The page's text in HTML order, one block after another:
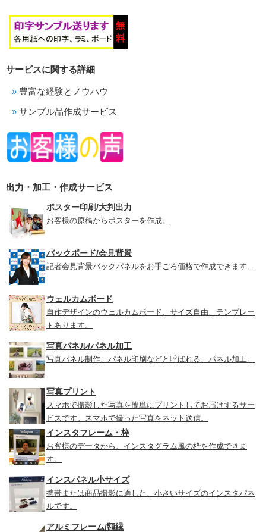
サービスに関する詳細
豊富な経験とノウハウ
サンプル品作成サービス
出力・加工・作成サービス
ポスター印刷/大判出力
お客様の原稿からポスターを作成。
バックボード/会見背景
記者会見背景バックパネルをお手ごろ価格で作成できます。
ウェルカムボード
自作デザインのウェルカムボード、サイズ自由、テンプレー
トあります。
写真パネル/パネル加工
写真パネル制作、パネル印刷などと呼ばれる、パネル加工。
写真プリント
スマホで撮影した写真を簡単にプリントしてお届けするサー
ビスです。スマホで撮った写真をネット送信。
インスタフレーム・枠
お客様のデータから、インスタグラム風の枠を作成できま
す。
インスパネル小サイズ
携帯または商品撮影に適した、小さいサイズのインスタパネ
ルです。
アルミフレーム/額縁